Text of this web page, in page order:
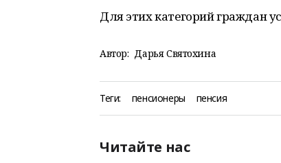
Для этих категорий граждан
Автор: Дарья Святохина
Теги: пенсионеры пенсия
Читайте нас